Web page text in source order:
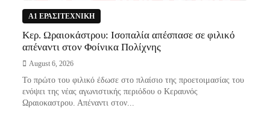
Α1 ΕΡΑΣΙΤΕΧΝΙΚΗ
Κερ. Ωραιοκάστρου: Ισοπαλία απέσπασε σε φιλικό
απέναντι στον Φοίνικα Πολίχνης
August 6, 2026
Το πρώτο του φιλικό έδωσε στο πλαίσιο της προετοιμασίας του
ενόψει της νέας αγωνιστικής περιόδου ο Κεραυνός
Ωραιοκαστρου. Απέναντι στον...